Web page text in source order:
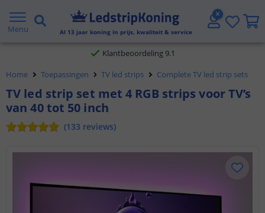
Menu Al 13 jaar koning in prijs, kwaliteit & service
Gratis verzending vanaf € 20,- NL en BE
Klantbeoordeling 9.1
Voor 23:45 uur besteld, morgen in huis
Home Toepassingen TV led strips Complete TV led strip sets
TV led strip set met 4 RGB strips voor TV’s
van 40 tot 50 inch
(133 reviews)